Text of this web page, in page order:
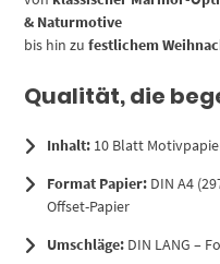
& Naturmotive
bis hin zufestlichem
Qualität, die
Inhalt: 10 Blatt
Format Papier: DIN A4
Offset-Papier
Umschläge: DIN LANG –